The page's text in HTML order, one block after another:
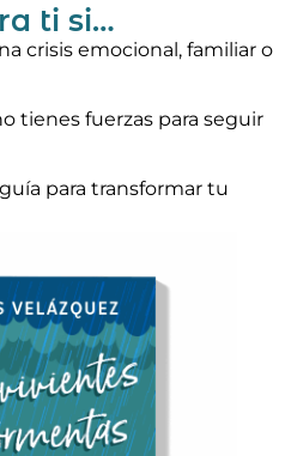
ti si…
crisis emocional, familiar o
tienes fuerzas para seguir
para transformar tu